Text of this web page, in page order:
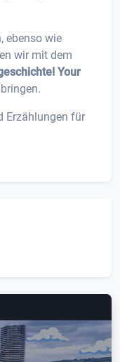
ebenso wie
wir mit dem
Your
Erzählungen für